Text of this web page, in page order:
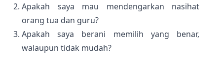
Apakah saya mau mendengarkan nasihat
orang tua dan guru?
Apakah saya berani memilih yang benar,
walaupun tidak mudah?